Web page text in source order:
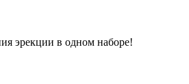
эрекции в одном наборе!